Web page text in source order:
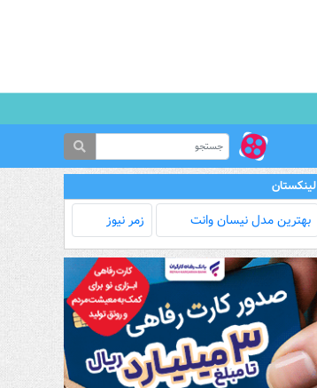
لینکستان
بهترین مدل‌ نیسان وانت زمر نیوز